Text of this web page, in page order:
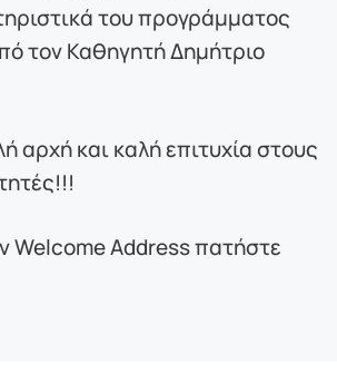
του προγράμματος
τον Καθηγητή Δημήτριο
αρχή και καλή επιτυχία στους
Welcome Address πατήστε